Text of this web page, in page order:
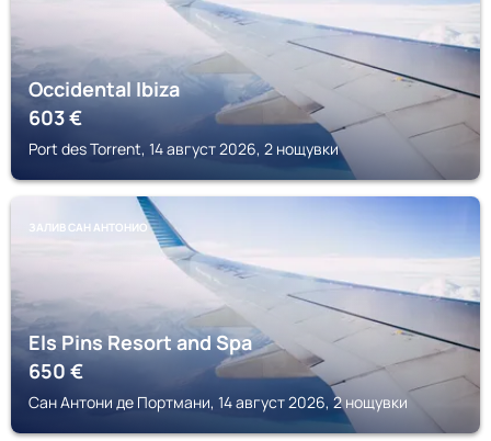
Occidental Ibiza
603€
Port des Torrent, 14 август 2026, 2 нощувки
ЗАЛИВ САН АНТОНИО
Els Pins Resort and Spa
650€
Сан Антони де Портмани, 14 август 2026, 2 нощувки